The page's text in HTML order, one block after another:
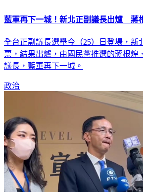
藍軍再下一城！新北正副議長出爐 蔣
全台正副議長選舉今（25）日登場，新
票，結果出爐，由國民黨推選的蔣根煌
議長，藍軍再下一城。
政治